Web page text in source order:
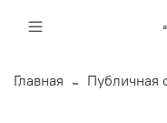
Главная Публичная